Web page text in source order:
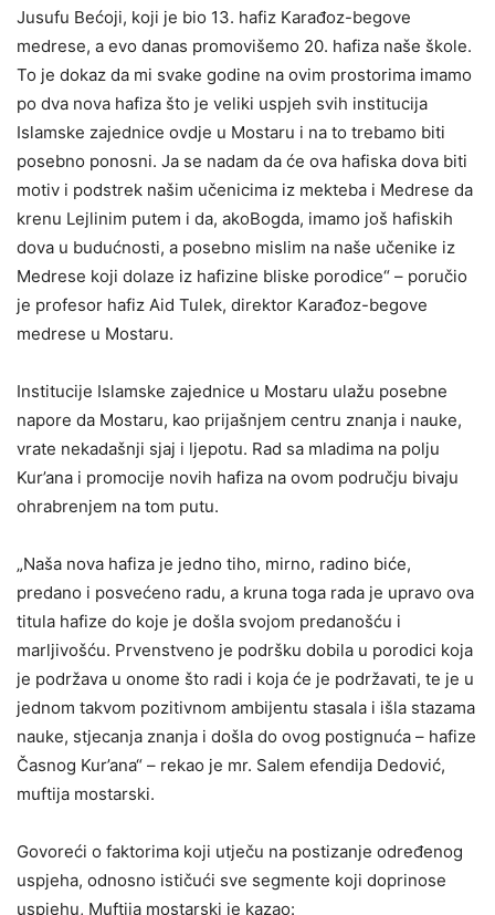
Jusufu Bećoji, koji je bio 13. hafiz Karađoz-begove
medrese, a evo danas promovišemo 20. hafiza naše škole.
To je dokaz da mi svake godine na ovim prostorima imamo
po dva nova hafiza što je veliki uspjeh svih institucija
Islamske zajednice ovdje u Mostaru i na to trebamo biti
posebno ponosni. Ja se nadam da će ova hafiska dova biti
motiv i podstrek našim učenicima iz mekteba i Medrese da
krenu Lejlinim putem i da, akoBogda, imamo još hafiskih
dova u budućnosti, a posebno mislim na naše učenike iz
Medrese koji dolaze iz hafizine bliske porodice“ – poručio
je profesor hafiz Aid Tulek, direktor Karađoz-begove
medrese u Mostaru.
Institucije Islamske zajednice u Mostaru ulažu posebne
napore da Mostaru, kao prijašnjem centru znanja i nauke,
vrate nekadašnji sjaj i ljepotu. Rad sa mladima na polju
Kur’ana i promocije novih hafiza na ovom području bivaju
ohrabrenjem na tom putu.
„Naša nova hafiza je jedno tiho, mirno, radino biće,
predano i posvećeno radu, a kruna toga rada je upravo ova
titula hafize do koje je došla svojom predanošću i
marljivošću. Prvenstveno je podršku dobila u porodici koja
je podržava u onome što radi i koja će je podržavati, te je u
jednom takvom pozitivnom ambijentu stasala i išla stazama
nauke, stjecanja znanja i došla do ovog postignuća – hafize
Časnog Kur’ana“ – rekao je mr. Salem efendija Dedović,
muftija mostarski.
Govoreći o faktorima koji utječu na postizanje određenog
uspjeha, odnosno ističući sve segmente koji doprinose
uspjehu, Muftija mostarski je kazao: